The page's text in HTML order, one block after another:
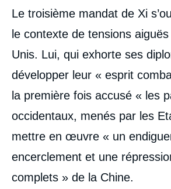
Le troisième mandat de Xi
le contexte de tensions
Unis. Lui, qui exhorte ses
développer leur « esprit
la première fois accusé « les
occidentaux, menés par les
mettre en œuvre « un
encerclement et une
complets » de la Chine.